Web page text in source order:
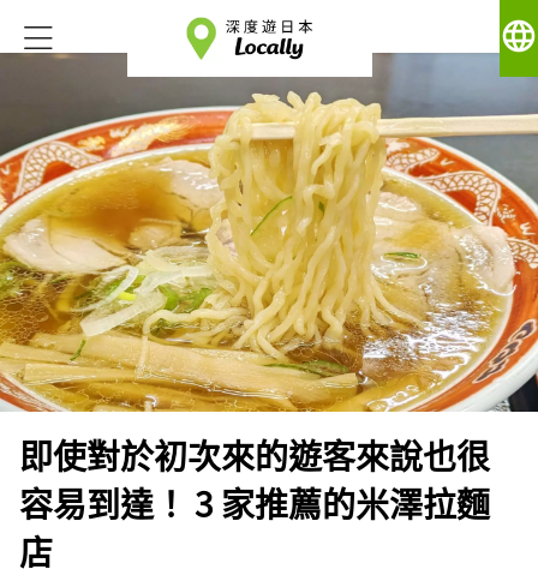
language
即使對於初次來的遊客來說也很
容易到達！ 3 家推薦的米澤拉麵
店